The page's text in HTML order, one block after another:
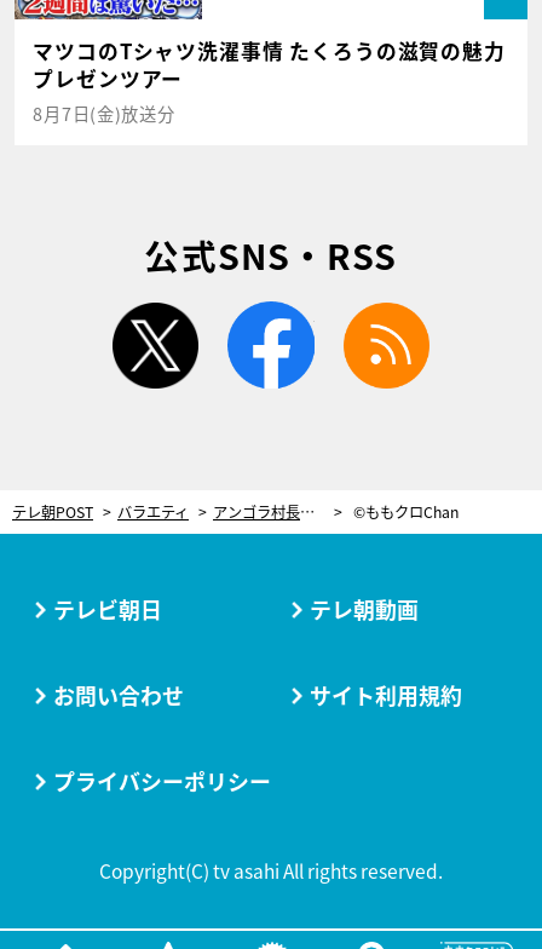
マツコのTシャツ洗濯事情 たくろうの滋賀の魅力
プレゼンツアー
8月7日(金)放送分
公式SNS・RSS
twitter facebook
テレ朝POST バラエティ アンゴラ村長「スーパー3助さんに他の女がいるかも…」高城れに＆百田夏菜子に悩み告白 ©ももクロChan
テレビ朝日 テレ朝動画
お問い合わせ サイト利用規約
プライバシーポリシー
Copyright(C) tv asahi All rights reserved.